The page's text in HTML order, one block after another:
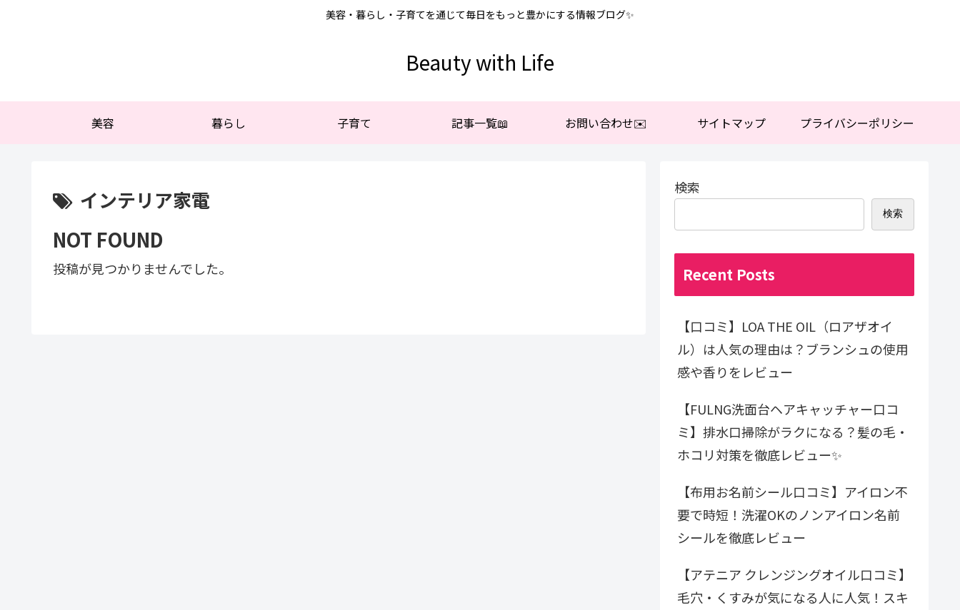
美容・暮らし・子育てを通じて毎日をもっと豊かにする情報ブログ✨
Beauty with Life
美容 暮らし 子育て 記事一覧📖 お問い合わせ✉️ サイトマップ プライバシーポリシー
インテリア家電
NOT FOUND
投稿が見つかりませんでした。
検索
検索
Recent Posts
【口コミ】LOA THE OIL（ロアザオイ
ル）は人気の理由は？ブランシュの使用
感や香りをレビュー
【FULNG洗面台ヘアキャッチャー口コ
ミ】排水口掃除がラクになる？髪の毛・
ホコリ対策を徹底レビュー✨
【布用お名前シール口コミ】アイロン不
要で時短！洗濯OKのノンアイロン名前
シールを徹底レビュー
【アテニア クレンジングオイル口コミ】
毛穴・くすみが気になる人に人気！スキ